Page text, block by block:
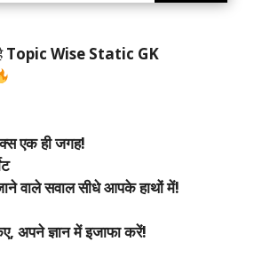
Topic Wise Static GK
एक ही जगह!
वाले सवाल सीधे आपके हाथों में!
अपने ज्ञान में इजाफा करें!